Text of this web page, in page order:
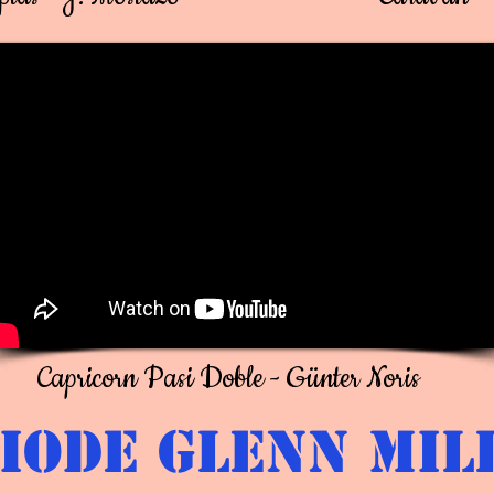
Capricorn Pasi Doble - Günter Noris
Glenn